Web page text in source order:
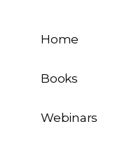
Home
Books
Webinars